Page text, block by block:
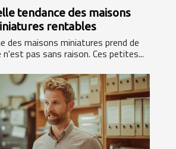
tendance des maisons
rentables
des maisons miniatures prend de
n'est pas sans raison. Ces petites...